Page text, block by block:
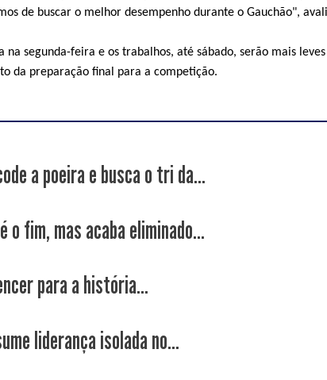
de buscar o melhor desempenho durante o Gauchão",
na segunda-feira e os trabalhos, até sábado, serão mais
da preparação final para a competição.
a poeira e busca o tri da...
o fim, mas acaba eliminado...
para a história...
liderança isolada no...